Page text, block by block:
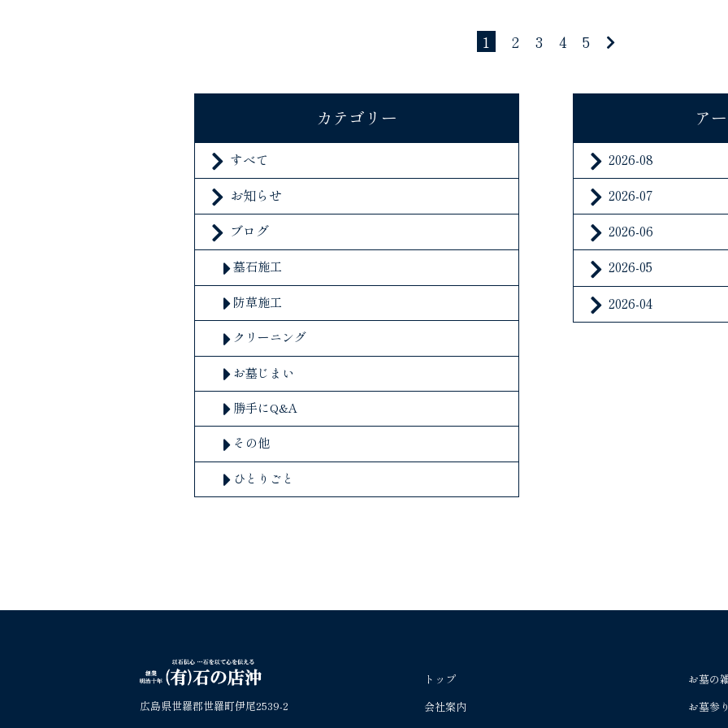
1 2 3 4 5
カテゴリー
すべて
お知らせ
ブログ
墓石施工
防草施工
クリーニング
お墓じまい
勝手にQ&A
その他
ひとりごと
ア
2026-08
2026-07
2026-06
2026-05
2026-04
広島県世羅郡世羅町伊尾2539-2
トップ
会社案内
お墓の
お墓参